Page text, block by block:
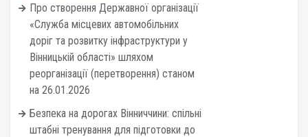
Про створення Державної організації
«Служба місцевих автомобільних
доріг та розвитку інфраструктури у
Вінницькій області» шляхом
реорганізації (перетворення) станом
на 26.01.2026
Безпека на дорогах Вінниччини: спільні
штабні тренування для підготовки до